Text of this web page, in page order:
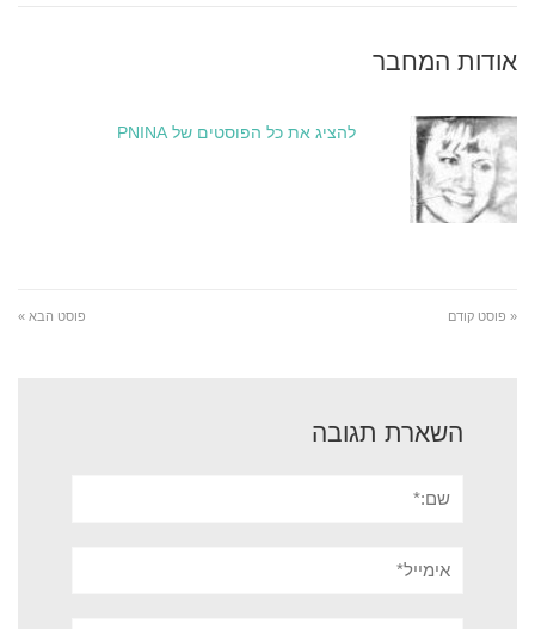
אודות המחבר
להציג את כל הפוסטים של PNINA
« פוסט קודם פוסט הבא »
השארת תגובה